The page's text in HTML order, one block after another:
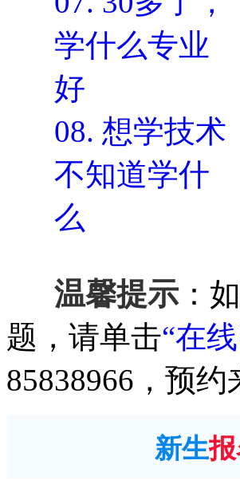
学什么专业
好
08. 想学技术
不知道学什
么
温馨提示：
题，请单击“在
85838966，预
新生